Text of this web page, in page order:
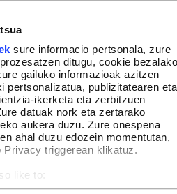
sure informacio pertsonala, zure
ditugu, cookie bezalako
gailuko informazioak azitzen
pertsonalizatua, publizitatearen eta
ikerketa eta zerbitzuen
datuak nork eta zertarako
aukera duzu. Zure onespena
ahal duzu edozein momentutan,
Privacy triggerean klikatuz.
like to:
your geographical location